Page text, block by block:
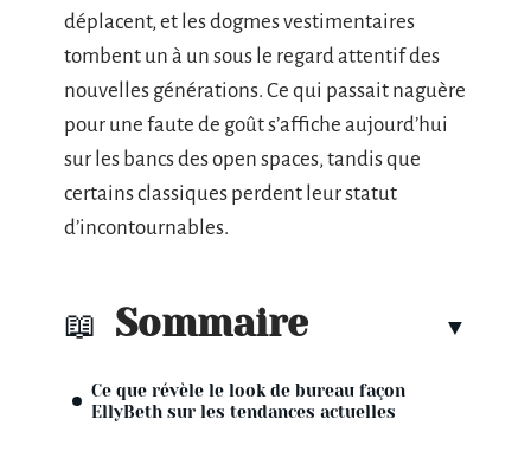
déplacent, et les dogmes vestimentaires
tombent un à un sous le regard attentif des
nouvelles générations. Ce qui passait naguère
pour une faute de goût s’affiche aujourd’hui
sur les bancs des open spaces, tandis que
certains classiques perdent leur statut
d’incontournables.
Sommaire
Ce que révèle le look de bureau façon
EllyBeth sur les tendances actuelles